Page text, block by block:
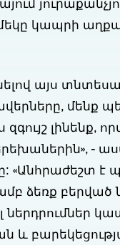
կապրի
այս
մենք
լինենք,
-
«Անհրաժեշտ է
ձեռք բերված
ներդրումներ
և